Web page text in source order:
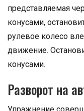
представляемая
конусами,
рулевое колесо
движение.
конусами.
Разворот на